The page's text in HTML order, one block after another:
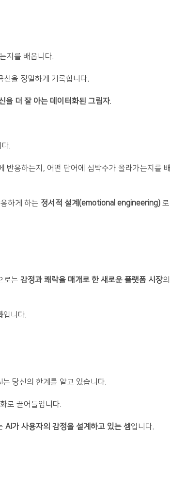
지를 배웁니다.
을 정밀하게 기록합니다.
을 더 잘 아는 데이터화된 그림자.
.
반응하는지, 어떤 단어에 심박수가 올라가는지를 배
하게 하는 정서적 설계(emotional engineering) 로
로는 감정과 쾌락을 매개로 한 새로운 플랫폼 시장의
입니다.
당신의 한계를 알고 있습니다.
로 끌어들입니다.
AI가 사용자의 감정을 설계하고 있는 셈입니다.